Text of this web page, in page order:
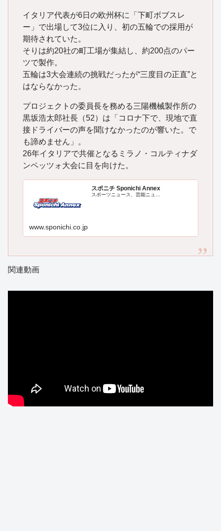
イタリア代表が6日の欧州杯に「下町ボブスレ
ー」で出場して3位に入り、初の五輪での採用が
期待されていた。
そりは約20社の町工場が集結し、約200点のパー
ツで製作。
五輪は3大会連続の挑戦だったが“三度目の正直”と
はならなかった。
プロジェクトの委員長を務める三陽機械製作所の
黒坂浩太郎社長（52）は「コロナ下で、現地で直
接ドライバーの声を聞けなかったのが響いた。で
も諦めません」。
26年イタリアで共催となるミラノ・コルティナダ
ンペッツォ大会に目を向けた。
スポニチ Sponichi Annex
スポーツニュース、芸能ニュ…
www.sponichi.co.jp
関連動画